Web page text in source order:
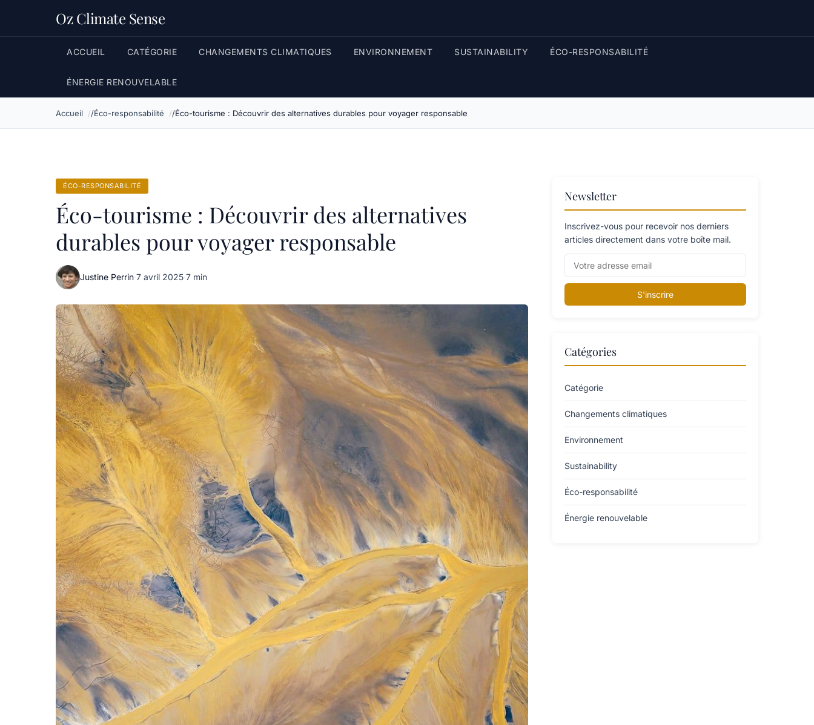
Oz Climate Sense
ACCUEIL CATÉGORIE CHANGEMENTS CLIMATIQUES ENVIRONNEMENT SUSTAINABILITY ÉCO-RESPONSABILITÉ
ÉNERGIE RENOUVELABLE
Accueil Éco-responsabilité Éco-tourisme : Découvrir des alternatives durables pour voyager responsable
ÉCO-RESPONSABILITÉ
Éco-tourisme : Découvrir des alternatives
durables pour voyager responsable
Justine Perrin·7 avril 2025·7 min
Newsletter
Inscrivez-vous pour recevoir nos derniers
articles directement dans votre boîte mail.
S'inscrire
Catégories
Catégorie
Changements climatiques
Environnement
Sustainability
Éco-responsabilité
Énergie renouvelable